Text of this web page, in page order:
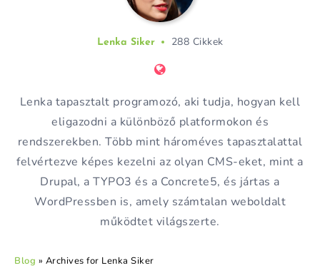
Lenka Siker 288 Cikkek
Lenka tapasztalt programozó, aki tudja, hogyan kell
eligazodni a különböző platformokon és
rendszerekben. Több mint hároméves tapasztalattal
felvértezve képes kezelni az olyan CMS-eket, mint a
Drupal, a TYPO3 és a Concrete5, és jártas a
WordPressben is, amely számtalan weboldalt
működtet világszerte.
Blog » Archives for Lenka Siker